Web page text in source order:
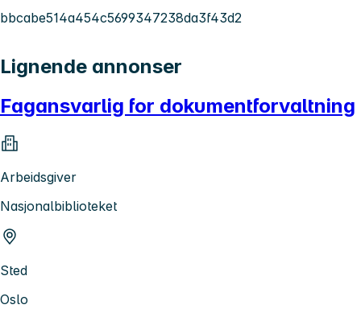
bbcabe514a454c5699347238da3f43d2
Lignende annonser
Fagansvarlig for dokumentforvaltning
Arbeidsgiver
Nasjonalbiblioteket
Sted
Oslo